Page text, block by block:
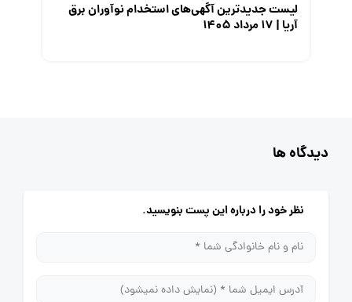
لیست جدیدترین آگهی‌های استخدام نوآوران برق
آریا | ۱۷ مرداد ۱۴۰۵
دیدگاه ها
نظر خود را درباره این پست بنویسید.